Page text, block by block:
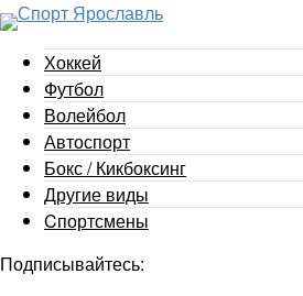
Хоккей
Футбол
Волейбол
Автоспорт
Бокс / Кикбоксинг
Другие виды
Cпортсмены
Подписывайтесь: